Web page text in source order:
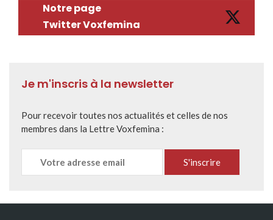
Notre page
Twitter Voxfemina
Je m'inscris à la newsletter
Pour recevoir toutes nos actualités et celles de nos
membres dans la Lettre Voxfemina :